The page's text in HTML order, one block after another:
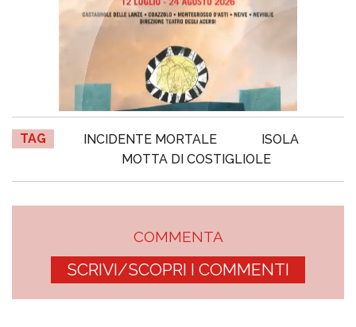
TAG INCIDENTE MORTALE
ISOLA
MOTTA DI COSTIGLIOLE
COMMENTA
SCRIVI/SCOPRI I COMMENTI